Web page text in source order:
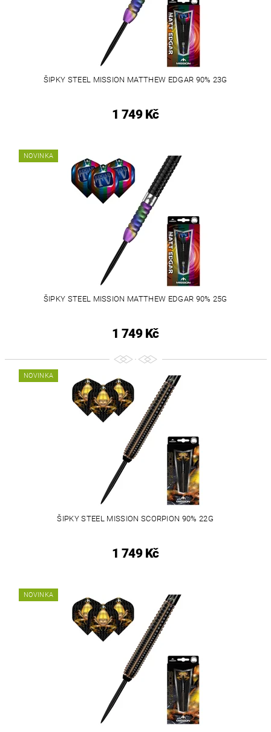
ŠIPKY STEEL MISSION MATTHEW EDGAR 90% 23G
1 749 Kč
NOVINKA
ŠIPKY STEEL MISSION MATTHEW EDGAR 90% 25G
1 749 Kč
NOVINKA
ŠIPKY STEEL MISSION SCORPION 90% 22G
1 749 Kč
NOVINKA